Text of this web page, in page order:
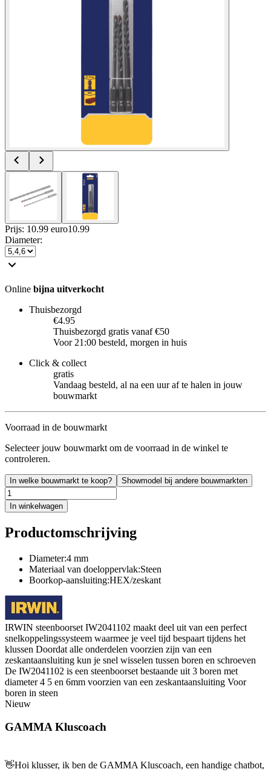
Prijs: 10.99 euro10.99
Diameter:
Online bijna uitverkocht
Thuisbezorgd
€4.95
Thuisbezorgd gratis vanaf €50
Voor 21:00 besteld, morgen in huis
Click & collect
gratis
Vandaag besteld, al na een uur af te halen in jouw
bouwmarkt
Voorraad in de bouwmarkt
Selecteer jouw bouwmarkt om de voorraad in de winkel te
controleren.
In welke bouwmarkt te koop? Showmodel bij andere bouwmarkten
In winkelwagen
Productomschrijving
Diameter:4 mm
Materiaal van doeloppervlak:Steen
Boorkop-aansluiting:HEX/zeskant
IRWIN steenboorset IW2041102 maakt deel uit van een perfect
snelkoppelingssysteem waarmee je veel tijd bespaart tijdens het
klussen Doordat alle onderdelen voorzien zijn van een
zeskantaansluiting kun je snel wisselen tussen boren en schroeven
De IW2041102 is een steenboorset bestaande uit 3 boren met
diameter 4 5 en 6mm voorzien van een zeskantaansluiting Voor
boren in steen
Nieuw
GAMMA Kluscoach
👋Hoi klusser, ik ben de GAMMA Kluscoach, een handige chatbot,